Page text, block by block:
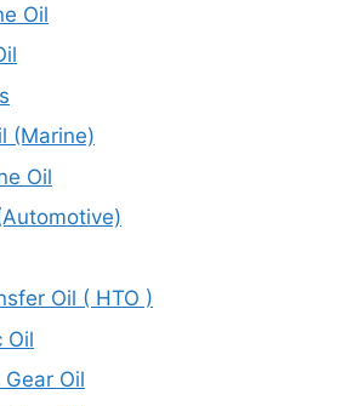
Oil
(Marine)
Oil
Oil ( HTO )
Oil
Oil